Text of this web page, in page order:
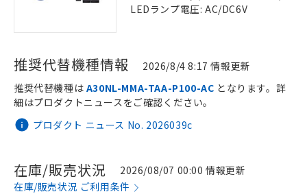
LEDランプ電圧: AC/DC6V
推奨代替機種情報 2026/8/4 8:17 情報更新
プロダクト ニュース No. 2026039c
推奨代替機種は A30NL-MMA-TAA-P100-AC となります。詳
細はプロダクトニュースをご確認ください。
在庫/販売状況
2026/08/07 00:00 情報更新
在庫/販売状況 ご利用条件